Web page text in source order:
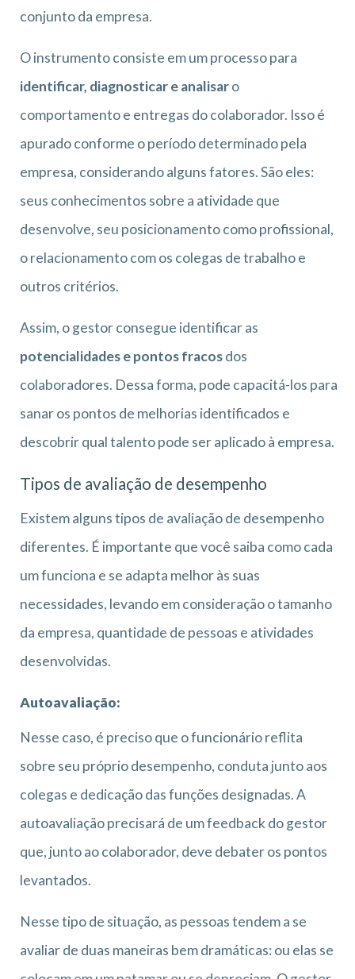
conjunto da empresa.
O instrumento consiste em um processo para
identificar, diagnosticar e analisaro
comportamento e entregas do colaborador. Isso é
apurado conforme o período determinado pela
empresa, considerando alguns fatores. São eles:
seus conhecimentos sobre a atividade que
desenvolve, seu posicionamento como profissional,
o relacionamento com os colegas de trabalho e
outros critérios.
Assim, o gestor consegue identificar as
potencialidades e pontos fracosdos
colaboradores. Dessa forma, pode capacitá-los para
sanar os pontos de melhorias identificados e
descobrir qual talento pode ser aplicado à empresa.
Tipos de avaliação de desempenho
Existem alguns tipos de avaliação de desempenho
diferentes. É importante que você saiba como cada
um funciona e se adapta melhor às suas
necessidades, levando em consideração o tamanho
da empresa, quantidade de pessoas e atividades
desenvolvidas.
Autoavaliação:
Nesse caso, é preciso que o funcionário reflita
sobre seu próprio desempenho, conduta junto aos
colegas e dedicação das funções designadas. A
autoavaliação precisará de um feedback do gestor
que, junto ao colaborador, deve debater os pontos
levantados.
Nesse tipo de situação, as pessoas tendem a se
avaliar de duas maneiras bem dramáticas: ou elas se